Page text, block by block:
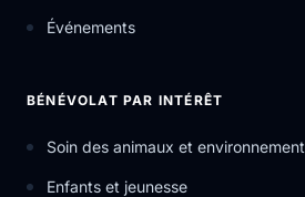
Événements
BÉNÉVOLAT PAR INTÉRÊT
Soin des animaux et environnement
Enfants et jeunesse